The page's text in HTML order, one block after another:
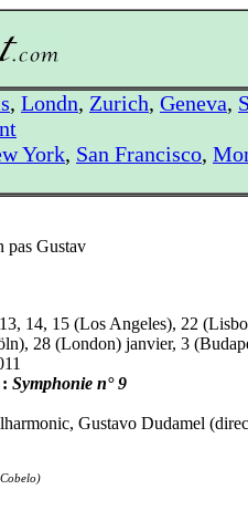
, Londn, Zurich, Geneva,
York, San Francisco,
pas Gustav
14, 15 (Los Angeles), 22
28 (London) janvier, 3
Symphonie n° 9
Gustavo Dudamel